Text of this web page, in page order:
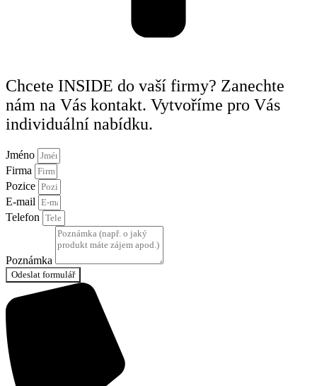
Chcete INSIDE do vaší firmy? Zanechte
nám na Vás kontakt. Vytvoříme pro Vás
individuální nabídku.
Jméno
Firma
Pozice
E-mail
Telefon
Poznámka
Odeslat formulář